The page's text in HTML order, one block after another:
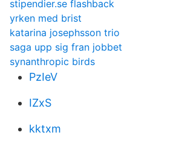
stipendier.se flashback
yrken med brist
katarina josephsson trio
saga upp sig fran jobbet
synanthropic birds
PzIeV
IZxS
kktxm